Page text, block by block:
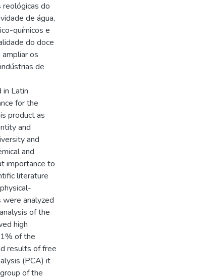
reológicas do
de água,
químicos e
do doce
os
de
in Latin
for the
product as
and
and
and
importance to
literature
analyzed
of the
high
of the
results of free
(PCA) it
of the